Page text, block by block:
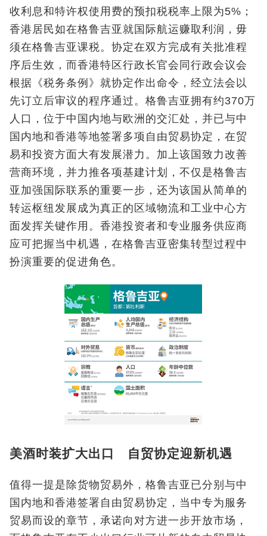
收利息和特许权使用费的预扣税税率上限为5%；
香港居民如在格鲁吉亚就国际航运赚取利润，毋
须在格鲁吉亚课税。协定在双方完成有关批准程
序后生效，而香港特区行政长官会同行政会议会
根据《税务条例》就协定作出命令，经立法会以
先订立后审议的程序通过。格鲁吉亚拥有约370万
人口，位于中国内地与欧洲的交汇处，并已与中
国内地和香港等地签署多项自由贸易协定，在贸
易和投资方面大有发展潜力。加上该国致力改善
营商环境，并力推各项基建计划，不仅是格鲁吉
亚加强国际联系的重要一步，还为该国从简单的
转运枢纽发展成为真正的区域物流和工业中心方
面发挥关键作用。香港投资者和专业服务供应商
应可把握当中机遇，在格鲁吉亚密集转型过程中
扮演重要的促进角色。
美酒时装扩大出口 自贸协定迎新机遇
值得一提是除货物贸易外，格鲁吉亚已分别与中
国内地和香港签署自由贸易协定，当中专为服务
贸易而设的章节，承诺向对方进一步开放市场，